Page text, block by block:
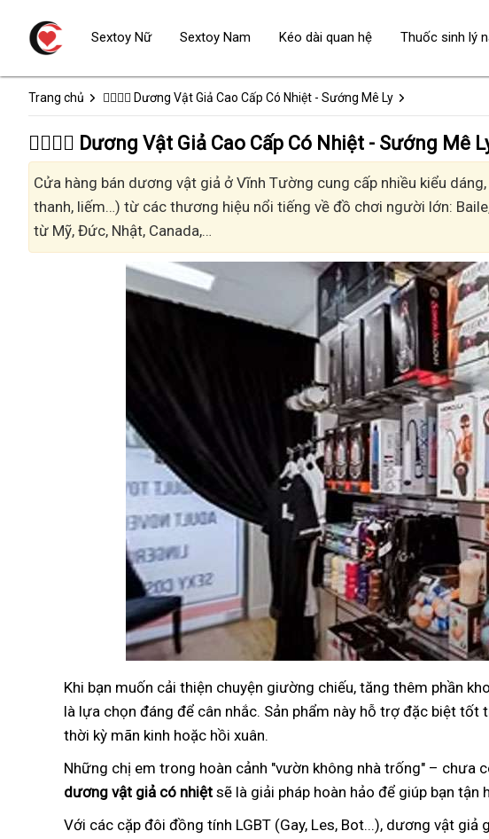
Trang chủ 👩‍❤️‍💋‍👨 Dương Vật Giả Cao Cấp Có Nhiệt - Sướng Mê Ly
👩‍❤️‍💋‍👨 Dương Vật Giả Cao Cấp Có Nhiệt - Sướng
Cửa hàng bán dương vật giả ở Vĩnh Tường cung cấp nhiều kiểu
thanh, liếm…) từ các thương hiệu nổi tiếng về đồ chơi người lớn:
từ Mỹ, Đức, Nhật, Canada,…
Khi bạn muốn cải thiện chuyện giường chiếu, tăng thêm phần
là lựa chọn đáng để cân nhắc. Sản phẩm này hỗ trợ đặc biệt
thời kỳ mãn kinh hoặc hồi xuân.
Những chị em trong hoàn cảnh "vườn không nhà trống" – chưa
dương vật giả có nhiệt sẽ là giải pháp hoàn hảo để giúp bạn
Với các cặp đôi đồng tính LGBT (Gay, Les, Bot...), dương vật
Sextoy Nữ Sextoy Nam Kéo dài quan hệ Thuốc sinh lý